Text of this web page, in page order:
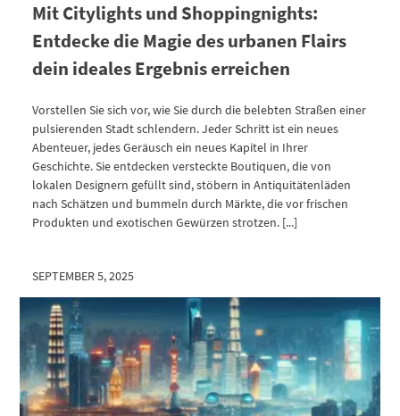
Mit Citylights und Shoppingnights:
Entdecke die Magie des urbanen Flairs
dein ideales Ergebnis erreichen
Vorstellen Sie sich vor, wie Sie durch die belebten Straßen einer
pulsierenden Stadt schlendern. Jeder Schritt ist ein neues
Abenteuer, jedes Geräusch ein neues Kapitel in Ihrer
Geschichte. Sie entdecken versteckte Boutiquen, die von
lokalen Designern gefüllt sind, stöbern in Antiquitätenläden
nach Schätzen und bummeln durch Märkte, die vor frischen
Produkten und exotischen Gewürzen strotzen. [...]
SEPTEMBER 5, 2025